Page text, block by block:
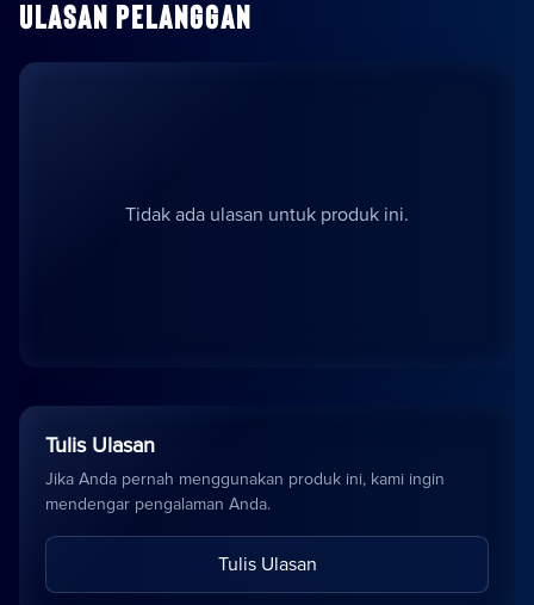
ULASAN PELANGGAN
Tulis Ulasan
Jika Anda pernah menggunakan produk ini, kami ingin
mendengar pengalaman Anda.
Tulis Ulasan
Tidak ada ulasan untuk produk ini.